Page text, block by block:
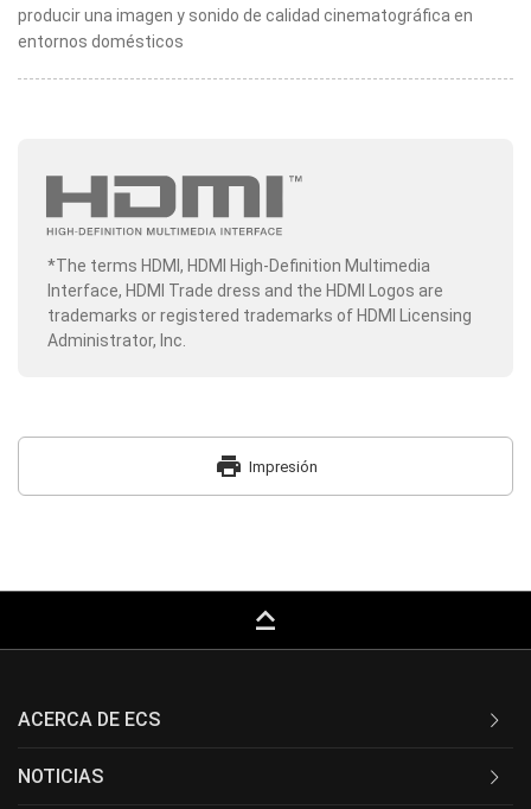
producir una imagen y sonido de calidad cinematográfica en
entornos domésticos
*The terms HDMI, HDMI High-Definition Multimedia
Interface, HDMI Trade dress and the HDMI Logos are
trademarks or registered trademarks of HDMI Licensing
Administrator, Inc.
print Impresión
keyboard_capslock
ACERCA DE ECS
NOTICIAS